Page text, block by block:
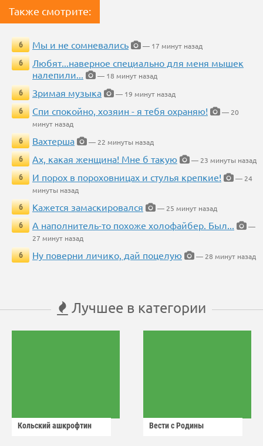
Также смотрите:
6 Мы и не сомневались
— 17 минут назад
6
Любят...наверное специально для меня мышек
налепили...
— 18 минут назад
6
Зримая музыка
— 19 минут назад
6
Спи спокойно, хозяин - я тебя охраняю!
— 20
минут назад
6
Вахтерша
— 22 минуты назад
6
Ах, какая женщина! Мне б такую
— 23 минуты назад
6
И порох в пороховницах и стулья крепкие!
— 24
минуты назад
6
Кажется замаскировался
— 25 минут назад
6
А наполнитель-то похоже холофайбер. Был...
—
27 минут назад
6
Ну поверни личико, дай поцелую — 28 минут назад
Лучшее в категории
Кольский ашкрофтин Вести с Родины